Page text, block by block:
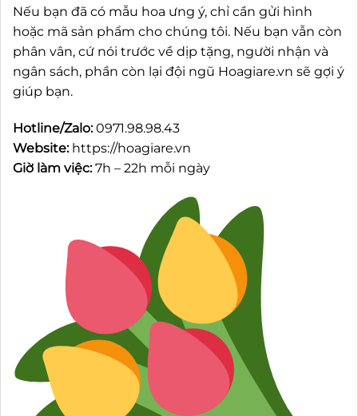
Nếu bạn đã có mẫu hoa ưng ý, chỉ cần gửi hình
hoặc mã sản phẩm cho chúng tôi. Nếu bạn vẫn còn
phân vân, cứ nói trước về dịp tặng, người nhận và
ngân sách, phần còn lại đội ngũ Hoagiare.vn sẽ gợi ý
giúp bạn.
Hotline/Zalo:0971.98.98.43
Website: https://hoagiare.vn
Giờ làm việc:7h – 22h mỗi ngày